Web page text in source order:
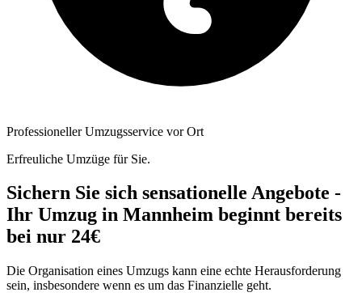
Professioneller Umzugsservice vor Ort
Erfreuliche Umzüge für Sie.
Sichern Sie sich sensationelle Angebote -
Ihr Umzug in Mannheim beginnt bereits
bei nur 24€
Die Organisation eines Umzugs kann eine echte Herausforderung
sein, insbesondere wenn es um das Finanzielle geht.